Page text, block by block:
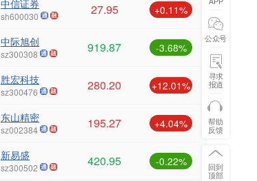
中信证券
sh600030 27.95 +0.11%
中际旭创
sz300308 919.87 -3.68%
胜宏科技
sz300476 280.20 +12.01%
东山精密
sz002384 195.27 +4.04%
新易盛
sz300502 420.95 -0.22%
公众号
寻求
报道
帮助
反馈
回到
顶部